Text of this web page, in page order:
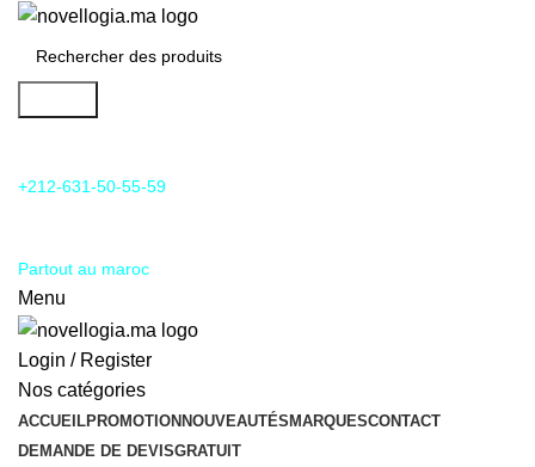
+212-631-50-55-59
Partout au maroc
Menu
Login / Register
Nos catégories
ACCUEILPROMOTIONNOUVEAUTÉSMARQUESCONTACT
DEMANDE DE DEVISGRATUIT